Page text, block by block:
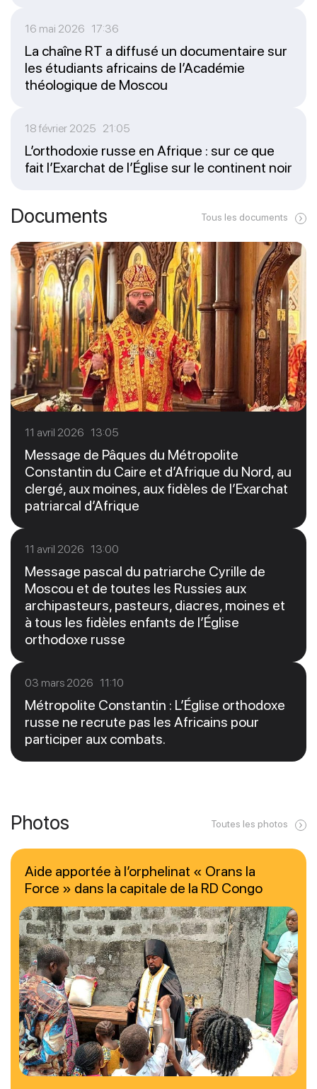
16 mai 2026 17:36
La chaîne RT a diffusé un documentaire sur
les étudiants africains de l’Académie
théologique de Moscou
18 février 2025 21:05
L’orthodoxie russe en Afrique : sur ce que
fait l’Exarchat de l’Église sur le continent noir
Documents Tous les documents
11 avril 2026 13:05
Message de Pâques du Métropolite
Constantin du Caire et d’Afrique du Nord, au
clergé, aux moines, aux fidèles de l’Exarchat
patriarcal d’Afrique
11 avril 2026 13:00
Message pascal du patriarche Cyrille de
Moscou et de toutes les Russies aux
archipasteurs, pasteurs, diacres, moines et
à tous les fidèles enfants de l’Église
orthodoxe russe
03 mars 2026 11:10
Métropolite Constantin : L’Église orthodoxe
russe ne recrute pas les Africains pour
participer aux combats.
Photos Toutes les photos
Aide apportée à l’orphelinat « Orans la
Force » dans la capitale de la RD Congo